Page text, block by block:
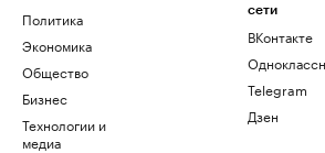
Политика
Экономика
Общество
Бизнес
Технологии и
медиа
сети
ВКонтакте
Telegram
Дзен